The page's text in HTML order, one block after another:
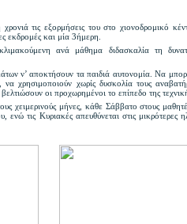
τις εξορμήσεις του στο χιονοδρομικό
εκδρομές και μία 3ήμερη.
ανά μάθημα διδασκαλία τη
ν’ αποκτήσουν τα παιδιά αυτονομία. Να
χρησιμοποιούν χωρίς δυσκολία τους
οι προχωρημένοι το επίπεδο της
χειμερινούς μήνες, κάθε Σάββατο στους
τις Κυριακές απευθύνεται στις μικρότερες